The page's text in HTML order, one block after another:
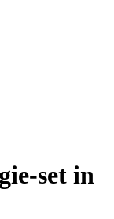
set in